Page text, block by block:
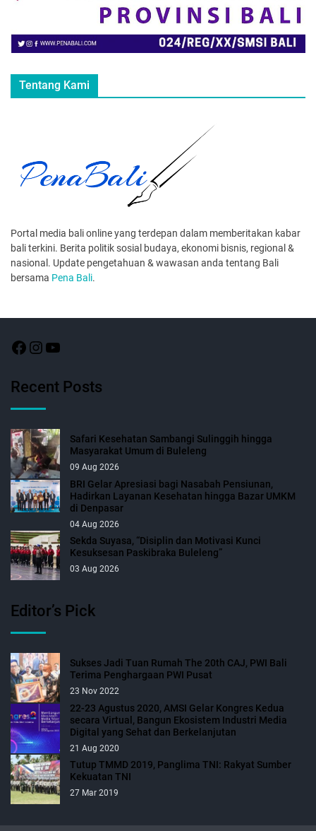
Tentang Kami
Portal media bali online yang terdepan dalam memberitakan kabar
bali terkini. Berita politik sosial budaya, ekonomi bisnis, regional &
nasional. Update pengetahuan & wawasan anda tentang Bali
bersama Pena Bali.
Recent Posts
Safari Kesehatan Sambangi Sulinggih hingga
Masyarakat Umum di Buleleng
09 Aug 2026
BRI Gelar Apresiasi bagi Nasabah Pensiunan,
Hadirkan Layanan Kesehatan hingga Bazar UMKM
di Denpasar
04 Aug 2026
Sekda Suyasa, “Disiplin dan Motivasi Kunci
Kesuksesan Paskibraka Buleleng”
03 Aug 2026
Editor’s Pick
Sukses Jadi Tuan Rumah The 20th CAJ, PWI Bali
Terima Penghargaan PWI Pusat
23 Nov 2022
22-23 Agustus 2020, AMSI Gelar Kongres Kedua
secara Virtual, Bangun Ekosistem Industri Media
Digital yang Sehat dan Berkelanjutan
21 Aug 2020
Tutup TMMD 2019, Panglima TNI: Rakyat Sumber
Kekuatan TNI
27 Mar 2019